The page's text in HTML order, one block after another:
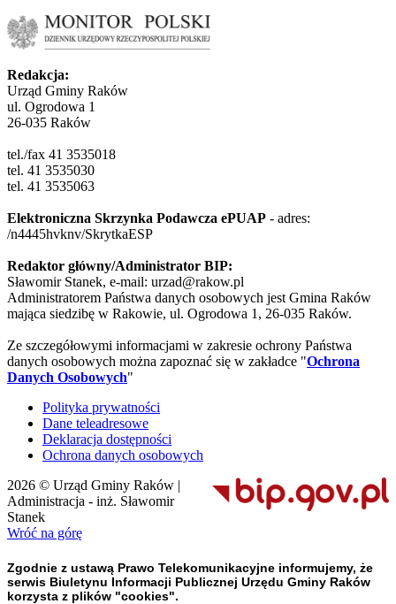
Redakcja:
Urząd Gminy Raków
ul. Ogrodowa 1
26-035 Raków
tel./fax 41 3535018
tel. 41 3535030
tel. 41 3535063
Elektroniczna Skrzynka Podawcza ePUAP - adres:
/n4445hvknv/SkrytkaESP
Redaktor główny/Administrator BIP:
Sławomir Stanek, e-mail: urzad@rakow.pl
Administratorem Państwa danych osobowych jest Gmina Raków
mająca siedzibę w Rakowie, ul. Ogrodowa 1, 26-035 Raków.
Ze szczegółowymi informacjami w zakresie ochrony Państwa
danych osobowych można zapoznać się w zakładce "Ochrona
Danych Osobowych"
Polityka prywatności
Dane teleadresowe
Deklaracja dostępności
Ochrona danych osobowych
2026 © Urząd Gminy Raków |
Administracja - inż. Sławomir
Stanek
Wróć na górę
Zgodnie z ustawą Prawo Telekomunikacyjne informujemy, że
serwis Biuletynu Informacji Publicznej Urzędu Gminy Raków
korzysta z plików "cookies".